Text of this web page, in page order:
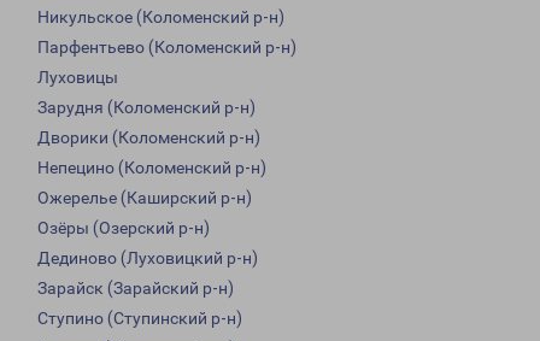
Никульское (Коломенский р-н)
Парфентьево (Коломенский р-н)
Луховицы
Зарудня (Коломенский р-н)
Дворики (Коломенский р-н)
Непецино (Коломенский р-н)
Ожерелье (Каширский р-н)
Озёры (Озерский р-н)
Дединово (Луховицкий р-н)
Зарайск (Зарайский р-н)
Ступино (Ступинский р-н)